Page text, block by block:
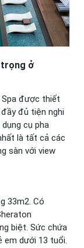
trọng ở
Spa được thiết
đủ tiện nghi
cụ pha
là tất cả các
sàn với view
33m2. Có
biệt. Sức chứa
em dưới 13 tuổi.